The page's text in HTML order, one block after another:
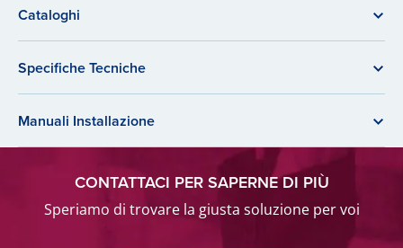
Cataloghi
Specifiche Tecniche
Manuali Installazione
CONTATTACI PER SAPERNE DI PIÙ
Speriamo di trovare la giusta soluzione per voi